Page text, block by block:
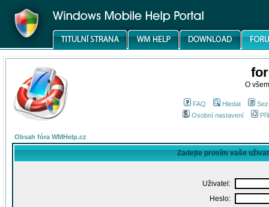
O
FAQ Hledat
Osobní nastavení
Obsah fóra WMHelp.cz
Zadejte prosím vaše
Uživatel:
Heslo: